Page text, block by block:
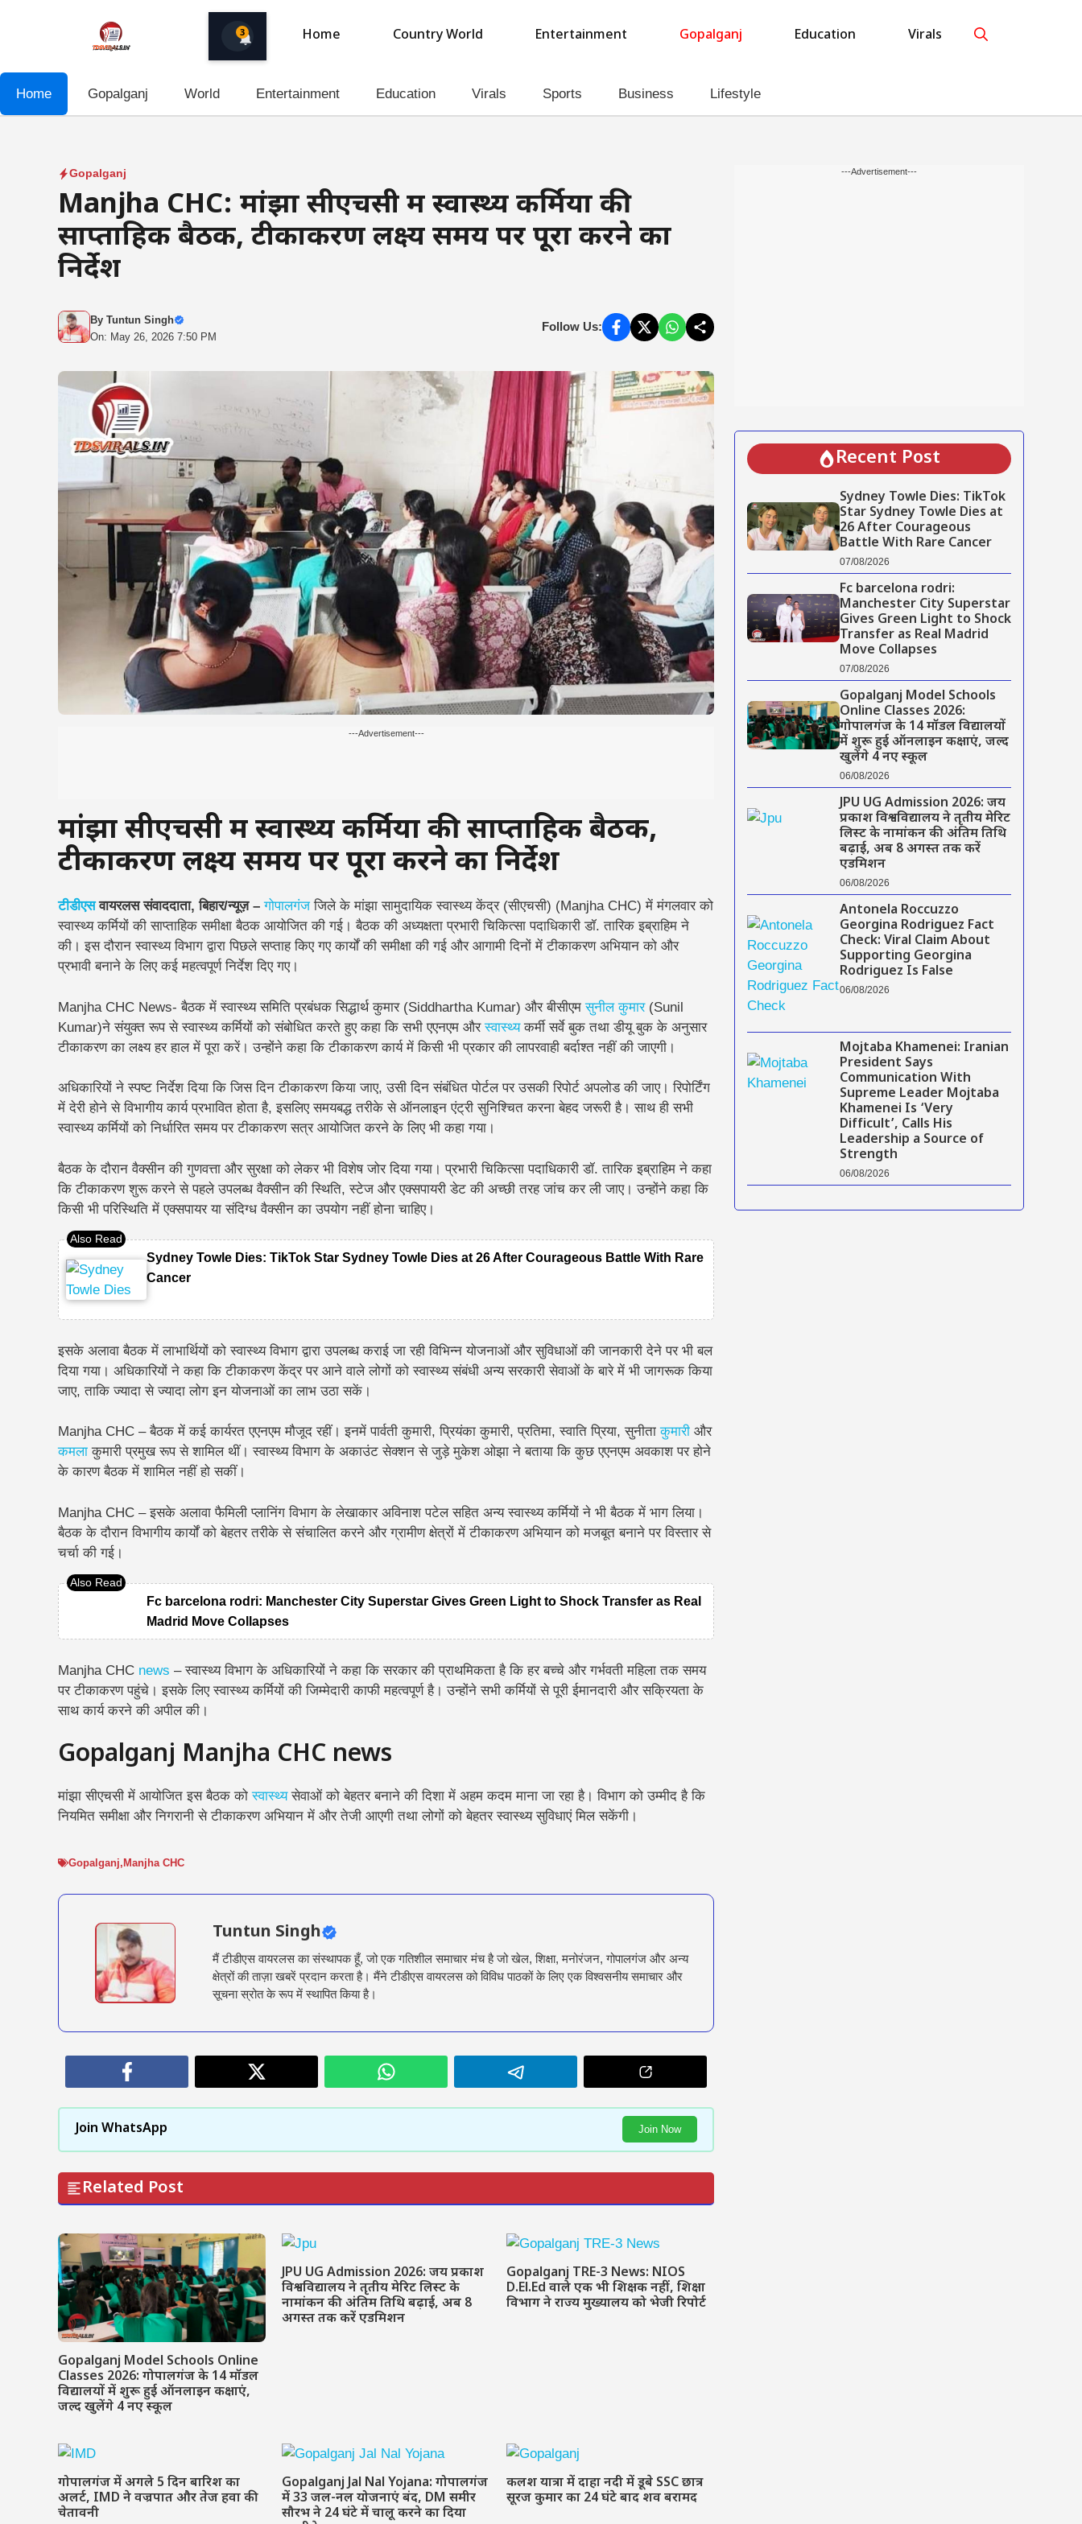
3 Home Country World Entertainment Gopalganj Education Virals
Home Gopalganj World Entertainment Education Virals Sports Business Lifestyle
Gopalganj
Manjha CHC: मांझा सीएचसी में स्वास्थ्य कर्मियों की
साप्ताहिक बैठक, टीकाकरण लक्ष्य समय पर पूरा करने का
निर्देश
By Tuntun Singh
On: May 26, 2026 7:50 PM
Follow Us:
---Advertisement---
मांझा सीएचसी में स्वास्थ्य कर्मियों की साप्ताहिक बैठक,
टीकाकरण लक्ष्य समय पर पूरा करने का निर्देश
टीडीएसवायरलस संवाददाता, बिहार/न्यूज़ – गोपालगंजजिले के मांझा सामुदायिक स्वास्थ्य केंद्र (सीएचसी) (Manjha CHC) में मंगलवार को
स्वास्थ्य कर्मियों की साप्ताहिक समीक्षा बैठक आयोजित की गई। बैठक की अध्यक्षता प्रभारी चिकित्सा पदाधिकारी डॉ. तारिक इब्राहिम ने
की। इस दौरान स्वास्थ्य विभाग द्वारा पिछले सप्ताह किए गए कार्यों की समीक्षा की गई और आगामी दिनों में टीकाकरण अभियान को और
प्रभावी बनाने के लिए कई महत्वपूर्ण निर्देश दिए गए।
Manjha CHC News- बैठक में स्वास्थ्य समिति प्रबंधक सिद्धार्थ कुमार (Siddhartha Kumar) और बीसीएमसुनील कुमार(Sunil
Kumar)ने संयुक्त रूप से स्वास्थ्य कर्मियों को संबोधित करते हुए कहा कि सभी एएनएम औरस्वास्थ्यकर्मी सर्वे बुक तथा डीयू बुक के अनुसार
टीकाकरण का लक्ष्य हर हाल में पूरा करें। उन्होंने कहा कि टीकाकरण कार्य में किसी भी प्रकार की लापरवाही बर्दाश्त नहीं की जाएगी।
अधिकारियों ने स्पष्ट निर्देश दिया कि जिस दिन टीकाकरण किया जाए, उसी दिन संबंधित पोर्टल पर उसकी रिपोर्ट अपलोड की जाए। रिपोर्टिंग
में देरी होने से विभागीय कार्य प्रभावित होता है, इसलिए समयबद्ध तरीके से ऑनलाइन एंट्री सुनिश्चित करना बेहद जरूरी है। साथ ही सभी
स्वास्थ्य कर्मियों को निर्धारित समय पर टीकाकरण सत्र आयोजित करने के लिए भी कहा गया।
बैठक के दौरान वैक्सीन की गुणवत्ता और सुरक्षा को लेकर भी विशेष जोर दिया गया। प्रभारी चिकित्सा पदाधिकारी डॉ. तारिक इब्राहिम ने कहा
कि टीकाकरण शुरू करने से पहले उपलब्ध वैक्सीन की स्थिति, स्टेज और एक्सपायरी डेट की अच्छी तरह जांच कर ली जाए। उन्होंने कहा कि
किसी भी परिस्थिति में एक्सपायर या संदिग्ध वैक्सीन का उपयोग नहीं होना चाहिए।
Sydney Towle Dies: TikTok Star Sydney Towle Dies at 26 After Courageous Battle With Rare
Cancer
इसके अलावा बैठक में लाभार्थियों को स्वास्थ्य विभाग द्वारा उपलब्ध कराई जा रही विभिन्न योजनाओं और सुविधाओं की जानकारी देने पर भी बल
दिया गया। अधिकारियों ने कहा कि टीकाकरण केंद्र पर आने वाले लोगों को स्वास्थ्य संबंधी अन्य सरकारी सेवाओं के बारे में भी जागरूक किया
जाए, ताकि ज्यादा से ज्यादा लोग इन योजनाओं का लाभ उठा सकें।
Manjha CHC – बैठक में कई कार्यरत एएनएम मौजूद रहीं। इनमें पार्वती कुमारी, प्रियंका कुमारी, प्रतिमा, स्वाति प्रिया, सुनीताकुमारी और
कमला कुमारी प्रमुख रूप से शामिल थीं। स्वास्थ्य विभाग के अकाउंट सेक्शन से जुड़े मुकेश ओझा ने बताया कि कुछ एएनएम अवकाश पर होने
के कारण बैठक में शामिल नहीं हो सकीं।
Manjha CHC – इसके अलावा फैमिली प्लानिंग विभाग के लेखाकार अविनाश पटेल सहित अन्य स्वास्थ्य कर्मियों ने भी बैठक में भाग लिया।
बैठक के दौरान विभागीय कार्यों को बेहतर तरीके से संचालित करने और ग्रामीण क्षेत्रों में टीकाकरण अभियान को मजबूत बनाने पर विस्तार से
चर्चा की गई।
Fc barcelona rodri: Manchester City Superstar Gives Green Light to Shock Transfer as Real
Madrid Move Collapses
Manjha CHC news – स्वास्थ्य विभाग के अधिकारियों ने कहा कि सरकार की प्राथमिकता है कि हर बच्चे और गर्भवती महिला तक समय
पर टीकाकरण पहुंचे। इसके लिए स्वास्थ्य कर्मियों की जिम्मेदारी काफी महत्वपूर्ण है। उन्होंने सभी कर्मियों से पूरी ईमानदारी और सक्रियता के
साथ कार्य करने की अपील की।
Gopalganj Manjha CHC news
मांझा सीएचसी में आयोजित इस बैठक कोस्वास्थ्यसेवाओं को बेहतर बनाने की दिशा में अहम कदम माना जा रहा है। विभाग को उम्मीद है कि
नियमित समीक्षा और निगरानी से टीकाकरण अभियान में और तेजी आएगी तथा लोगों को बेहतर स्वास्थ्य सुविधाएं मिल सकेंगी।
Gopalganj,Manjha CHC
Tuntun Singh
मैं टीडीएस वायरलस का संस्थापक हूँ, जो एक गतिशील समाचार मंच है जो खेल, शिक्षा, मनोरंजन, गोपालगंज और अन्य
क्षेत्रों की ताज़ा खबरें प्रदान करता है। मैंने टीडीएस वायरलस को विविध पाठकों के लिए एक विश्वसनीय समाचार और
सूचना स्रोत के रूप में स्थापित किया है।
Join WhatsApp Join Now
Related Post
Gopalganj Model Schools Online
Classes 2026: गोपालगंज के 14 मॉडल
विद्यालयों में शुरू हुई ऑनलाइन कक्षाएं,
जल्द खुलेंगे 4 नए स्कूल
JPU UG Admission 2026: जय प्रकाश
विश्वविद्यालय ने तृतीय मेरिट लिस्ट के
नामांकन की अंतिम तिथि बढ़ाई, अब 8
अगस्त तक करें एडमिशन
Gopalganj TRE-3 News: NIOS
D.El.Ed वाले एक भी शिक्षक नहीं, शिक्षा
विभाग ने राज्य मुख्यालय को भेजी रिपोर्ट
गोपालगंज में अगले 5 दिन बारिश का
अलर्ट, IMD ने वज्रपात और तेज हवा की
चेतावनी
Gopalganj Jal Nal Yojana: गोपालगंज
में 33 जल-नल योजनाएं बंद, DM समीर
सौरभ ने 24 घंटे में चालू करने का दिया
कलश यात्रा में दाहा नदी में डूबे SSC छात्र
सूरज कुमार का 24 घंटे बाद शव बरामद
---Advertisement---
Recent Post
Sydney Towle Dies: TikTok
Star Sydney Towle Dies at
26 After Courageous
Battle With Rare Cancer
07/08/2026
Fc barcelona rodri:
Manchester City Superstar
Gives Green Light to Shock
Transfer as Real Madrid
Move Collapses
07/08/2026
Gopalganj Model Schools
Online Classes 2026:
गोपालगंज के 14 मॉडल विद्यालयों
में शुरू हुई ऑनलाइन कक्षाएं, जल्द
खुलेंगे 4 नए स्कूल
06/08/2026
JPU UG Admission 2026: जय
प्रकाश विश्वविद्यालय ने तृतीय मेरिट
लिस्ट के नामांकन की अंतिम तिथि
बढ़ाई, अब 8 अगस्त तक करें
एडमिशन
06/08/2026
Antonela Roccuzzo
Georgina Rodriguez Fact
Check: Viral Claim About
Supporting Georgina
Rodriguez Is False
06/08/2026
Mojtaba Khamenei: Iranian
President Says
Communication With
Supreme Leader Mojtaba
Khamenei Is ‘Very
Difficult’, Calls His
Leadership a Source of
Strength
06/08/2026